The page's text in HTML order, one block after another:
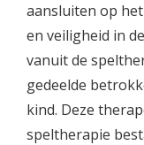
aansluiten op
en veiligheid in
vanuit de
gedeelde
kind. Deze
speltherapie